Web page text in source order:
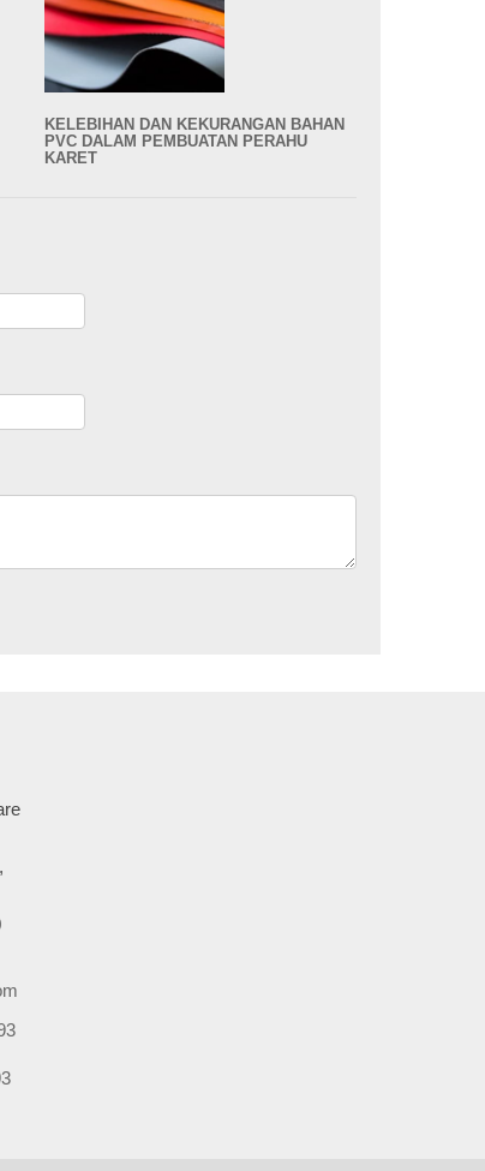
KELEBIHAN DAN KEKURANGAN BAHAN
PVC DALAM PEMBUATAN PERAHU
KARET